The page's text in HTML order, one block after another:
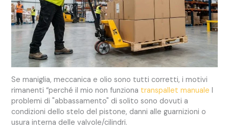
Se maniglia, meccanica e olio sono tutti corretti, i motivi
rimanenti “perché il mio non funziona transpallet manuale I
problemi di "abbassamento" di solito sono dovuti a
condizioni dello stelo del pistone, danni alle guarnizioni o
usura interna delle valvole/cilindri.